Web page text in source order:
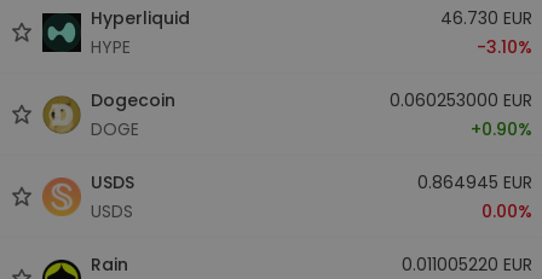
Hyperliquid
HYPE
46.730 EUR
-3.10%
Dogecoin
DOGE
0.060253000 EUR
+0.90%
USDS
USDS
0.864945 EUR
0.00%
Rain
0.011005220 EUR